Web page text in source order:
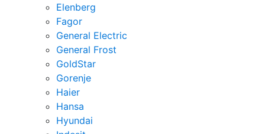
Elenberg
Fagor
General Electric
General Frost
GoldStar
Gorenje
Haier
Hansa
Hyundai